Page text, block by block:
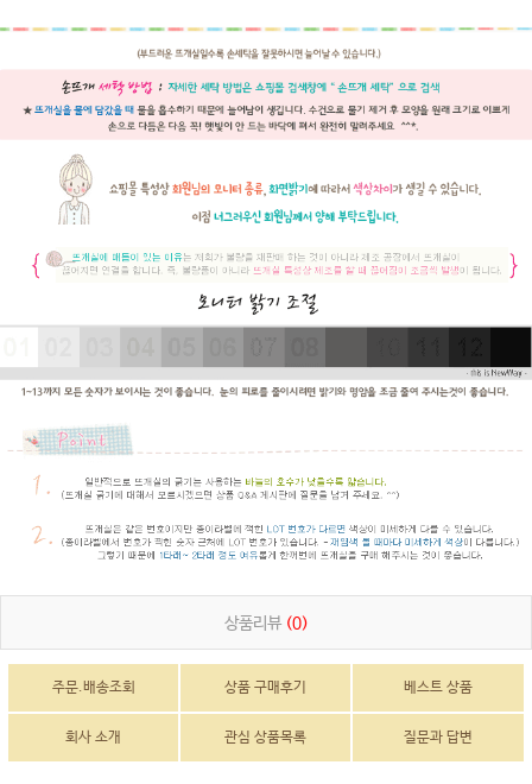
상품리뷰 (0)
주문.배송조회 상품 구매후기 베스트 상품
회사 소개 관심 상품목록 질문과 답변